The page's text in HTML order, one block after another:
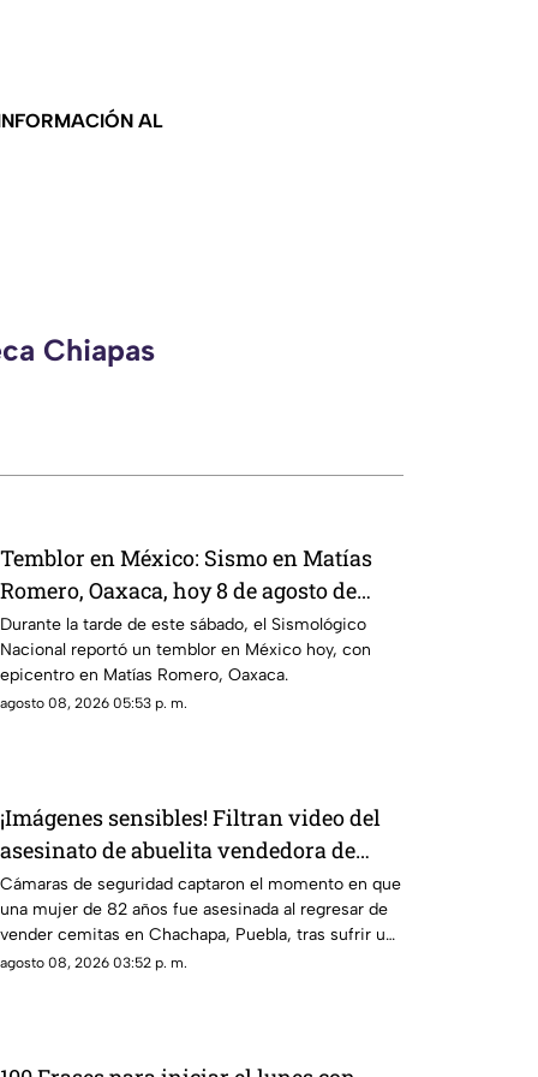
AL
Chiapas
Temblor en México: Sismo en Matías
Romero, Oaxaca, hoy 8 de agosto de
2026
Durante la tarde de este sábado, el Sismológico
Nacional reportó un temblor en México hoy, con
epicentro en Matías Romero, Oaxaca.
agosto 08, 2026 05:53 p. m.
¡Imágenes sensibles! Filtran video del
asesinato de abuelita vendedora de
cemitas en Puebla: le robaron unos
pesos
Cámaras de seguridad captaron el momento en que
una mujer de 82 años fue asesinada al regresar de
vender cemitas en Chachapa, Puebla, tras sufrir un
asalto.
agosto 08, 2026 03:52 p. m.